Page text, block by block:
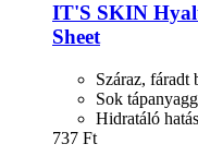
IT'S SKIN
Sheet
Száraz, fáradt
Sok
Hidratáló
737 Ft